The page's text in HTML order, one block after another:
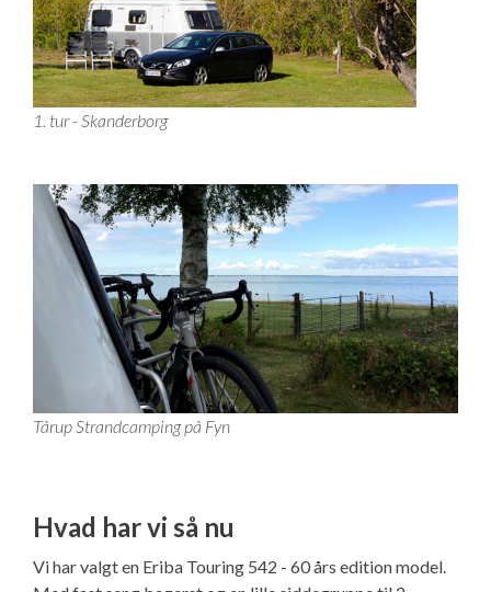
1. tur - Skanderborg
Tårup Strandcamping på Fyn
Hvad har vi så nu
Vi har valgt en Eriba Touring 542 - 60 års edition model.